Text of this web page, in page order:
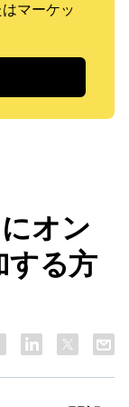
マーケッ
オン
する方